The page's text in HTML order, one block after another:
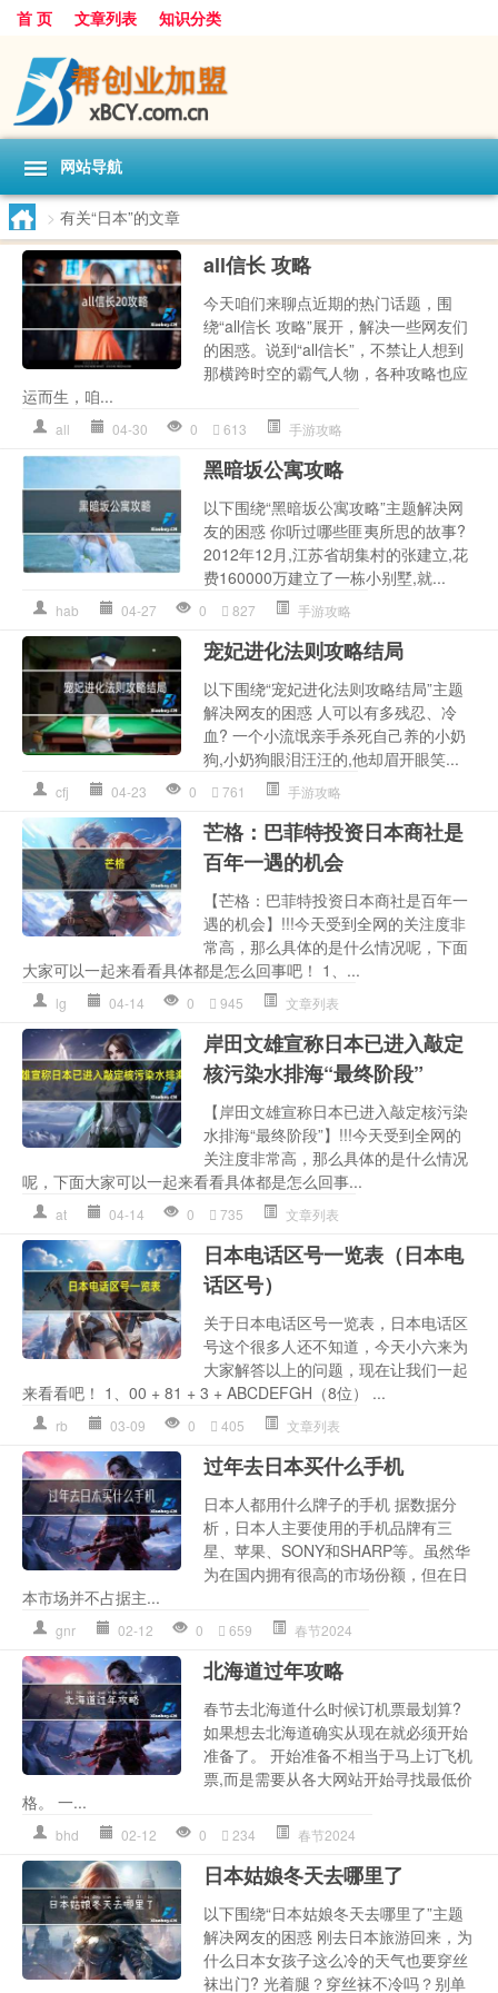
首 页 文章列表 知识分类
网站导航
> 有关“日本”的文章
all信长 攻略
今天咱们来聊点近期的热门话题，围
绕“all信长 攻略”展开，解决一些网友们
的困惑。说到“all信长”，不禁让人想到
那横跨时空的霸气人物，各种攻略也应
运而生，咱...
all 04-30 0 613 手游攻略
黑暗坂公寓攻略
以下围绕“黑暗坂公寓攻略”主题解决网
友的困惑 你听过哪些匪夷所思的故事?
2012年12月,江苏省胡集村的张建立,花
费160000万建立了一栋小别墅,就...
hab 04-27 0 827 手游攻略
宠妃进化法则攻略结局
以下围绕“宠妃进化法则攻略结局”主题
解决网友的困惑 人可以有多残忍、冷
血? 一个小流氓亲手杀死自己养的小奶
狗,小奶狗眼泪汪汪的,他却眉开眼笑...
cfj 04-23 0 761 手游攻略
芒格：巴菲特投资日本商社是
百年一遇的机会
【芒格：巴菲特投资日本商社是百年一
遇的机会】!!!今天受到全网的关注度非
常高，那么具体的是什么情况呢，下面
大家可以一起来看看具体都是怎么回事吧！ 1、...
lg 04-14 0 945 文章列表
岸田文雄宣称日本已进入敲定
核污染水排海“最终阶段”
【岸田文雄宣称日本已进入敲定核污染
水排海“最终阶段”】!!!今天受到全网的
关注度非常高，那么具体的是什么情况
呢，下面大家可以一起来看看具体都是怎么回事...
at 04-14 0 735 文章列表
日本电话区号一览表（日本电
话区号）
关于日本电话区号一览表，日本电话区
号这个很多人还不知道，今天小六来为
大家解答以上的问题，现在让我们一起
来看看吧！ 1、00 + 81 + 3 + ABCDEFGH（8位） ...
rb 03-09 0 405 文章列表
过年去日本买什么手机
日本人都用什么牌子的手机 据数据分
析，日本人主要使用的手机品牌有三
星、苹果、SONY和SHARP等。虽然华
为在国内拥有很高的市场份额，但在日
本市场并不占据主...
gnr 02-12 0 659 春节2024
北海道过年攻略
春节去北海道什么时候订机票最划算?
如果想去北海道确实从现在就必须开始
准备了。 开始准备不相当于马上订飞机
票,而是需要从各大网站开始寻找最低价
格。 一...
bhd 02-12 0 234 春节2024
日本姑娘冬天去哪里了
以下围绕“日本姑娘冬天去哪里了”主题
解决网友的困惑 刚去日本旅游回来，为
什么日本女孩子这么冷的天气也要穿丝
袜出门? 光着腿？穿丝袜不冷吗？别单